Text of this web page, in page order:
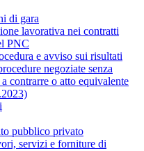
di gara
lavorativa nei contratti
PNC
e avviso sui risultati
negoziate senza
contrarre o atto equivalente
pubblico privato
servizi e forniture di